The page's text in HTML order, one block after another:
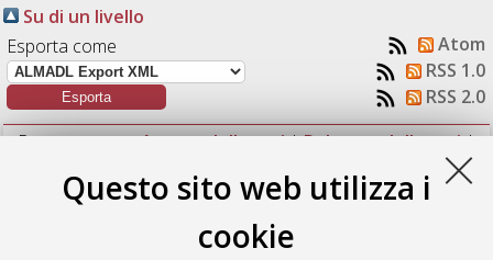
Questo sito web utilizza i
cookie
Su di un livello
Esporta come
Atom
RSS 1.0
RSS 2.0
Raggruppa per:Autore della tesi|Relatore della tesi|
Nessun raggruppamento